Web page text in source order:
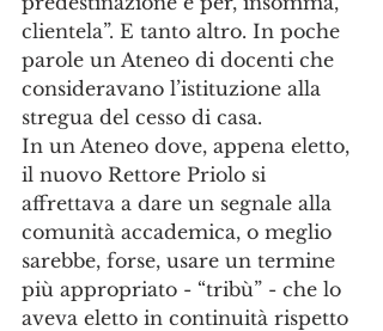
clientela”. E tanto altro. In poche
parole un Ateneo di docenti che
consideravano l’istituzione alla
stregua del cesso di casa.
In un Ateneo dove, appena eletto,
il nuovo Rettore Priolo si
affrettava a dare un segnale alla
comunità accademica, o meglio
sarebbe, forse, usare un termine
più appropriato - “tribù” - che lo
aveva eletto in continuità rispetto